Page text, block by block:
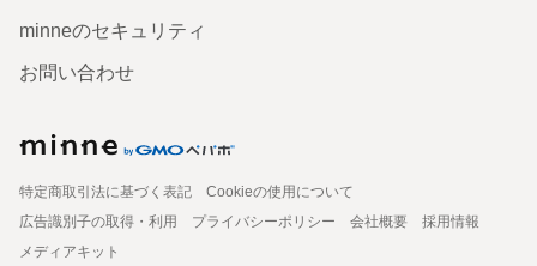
minneのセキュリティ
お問い合わせ
特定商取引法に基づく表記
Cookieの使用について
広告識別子の取得・利用
プライバシーポリシー 会社概要
採用情報
メディアキット